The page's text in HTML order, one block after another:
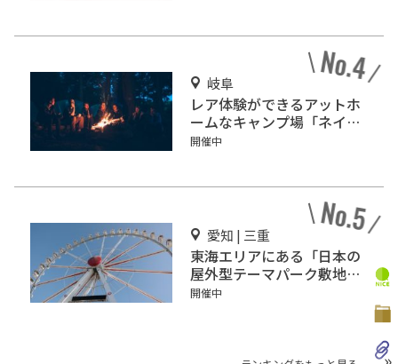
岐阜
レア体験ができるアットホ
ームなキャンプ場「ネイチ
ャーランドかみのほ」
開催中
愛知 | 三重
東海エリアにある「日本の
屋外型テーマパーク敷地面
積ランキング」入りしてい
開催中